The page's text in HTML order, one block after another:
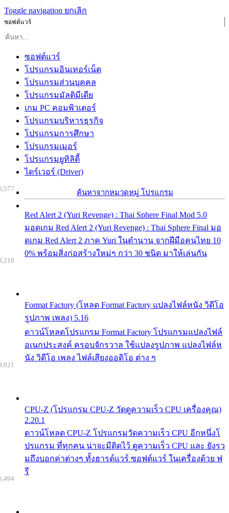
Toggle navigation ยกเลิก
ซอฟต์แวร์
ซอฟต์แวร์
โปรแกรมอินเทอร์เน็ต
โปรแกรมส่วนบุคคล
โปรแกรมมัลติมีเดีย
เกม PC คอมพิวเตอร์
โปรแกรมบริหารธุรกิจ
โปรแกรมการศึกษา
โปรแกรมเมอร์
โปรแกรมยูทิลิตี้
ไดร์เวอร์ (Driver)
ค้นหาจากหมวดหมู่ โปรแกรม
Red Alert 2 (Yuri Revenge) : Thai Sphere Final Mod 5.0
มอดเกม Red Alert 2 (Yuri Revenge) : Thai Sphere Final มอ
ดเกม Red Alert 2 ภาค Yuri ในตำนาน จากฝีมือคนไทย 10
0% พร้อมสิ่งก่อสร้างใหม่ๆ กว่า 30 ชนิด มาให้เล่นกัน
Format Factory (โหลด Format Factory แปลงไฟล์หนัง วิดีโอ
รูปภาพ เพลง) 5.16
ดาวน์โหลดโปรแกรม Format Factory โปรแกรมแปลงไฟล์
อเนกประสงค์ ครอบจักรวาล ใช้แปลงรูปภาพ แปลงไฟล์ห
นัง วิดีโอ เพลง ไฟล์เสียงออดิโอ ต่าง ๆ
CPU-Z (โปรแกรม CPU-Z วัดดูความเร็ว CPU เครื่องคุณ)
2.20.1
ดาวน์โหลด CPU-Z โปรแกรมวัดความเร็ว CPU อีกหนึ่งโ
ปรแกรม ที่ทุกคน น่าจะมีติดไว้ ดูความเร็ว CPU และ ยังรว
มถึงบอกค่าต่างๆ ทั้งฮารด์แวร์ ซอฟต์แวร์ ในเครื่องด้วย ฟ
รี